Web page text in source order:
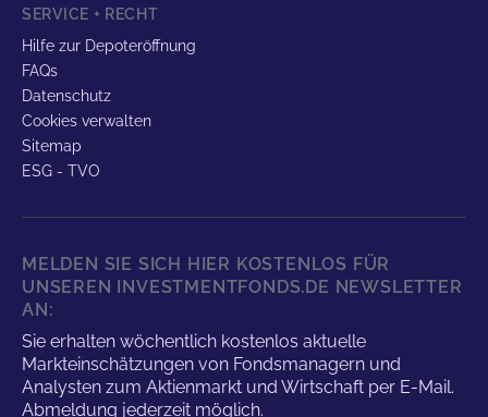
SERVICE + RECHT
Hilfe zur Depoteröffnung
FAQs
Datenschutz
Cookies verwalten
Sitemap
ESG - TVO
MELDEN SIE SICH HIER KOSTENLOS FÜR
UNSEREN INVESTMENTFONDS.DE NEWSLETTER
AN:
Sie erhalten wöchentlich kostenlos aktuelle
Markteinschätzungen von Fondsmanagern und
Analysten zum Aktienmarkt und Wirtschaft per E-Mail.
Abmeldung jederzeit möglich.